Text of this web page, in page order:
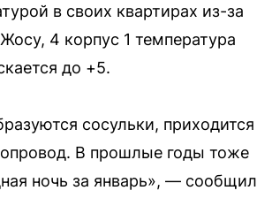
в своих квартирах из-за
4 корпус 1 температура
до +5.
сосульки, приходится
В прошлые годы тоже
ночь за январь», — сообщил